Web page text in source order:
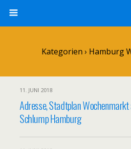
Kategorien › Hamburg
11. JUNI 2018
Adresse, Stadtplan
Schlump Hamburg